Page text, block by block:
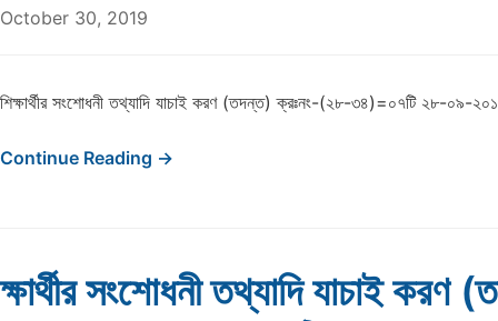
October 30, 2019
শিক্ষার্থীর সংশোধনী তথ্যাদি যাচাই করণ (তদন্ত) ক্রঃনং-(২৮-৩৪)=০৭টি ২৮-০৯-
Continue Reading →
ক্ষার্থীর সংশোধনী তথ্যাদি যাচাই করণ